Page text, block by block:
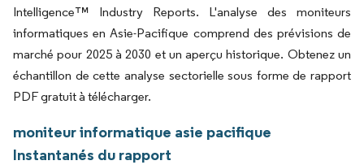
Intelligence™ Industry Reports. L'analyse des moniteurs
informatiques en Asie-Pacifique comprend des prévisions de
marché pour 2025 à 2030 et un aperçu historique. Obtenez un
échantillon de cette analyse sectorielle sous forme de rapport
PDF gratuit à télécharger.
moniteur informatique asie pacifique
Instantanés du rapport